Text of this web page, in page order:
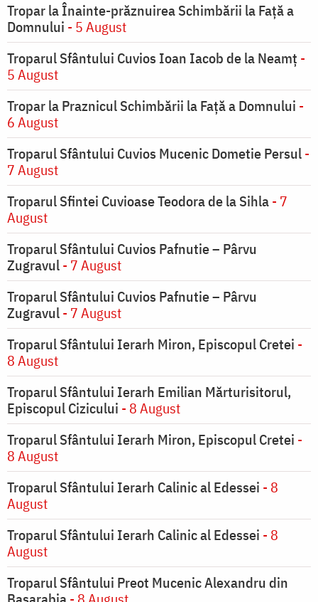
Tropar la Înainte-prăznuirea Schimbării la Faţă a
Domnului - 5 August
Troparul Sfântului Cuvios Ioan Iacob de la Neamț -
5 August
Tropar la Praznicul Schimbării la Faţă a Domnului -
6 August
Troparul Sfântului Cuvios Mucenic Dometie Persul-
7 August
Troparul Sfintei Cuvioase Teodora de la Sihla- 7
August
Troparul Sfântului Cuvios Pafnutie – Pârvu
Zugravul- 7 August
Troparul Sfântului Cuvios Pafnutie – Pârvu
Zugravul- 7 August
Troparul Sfântului Ierarh Miron, Episcopul Cretei -
8 August
Troparul Sfântului Ierarh Emilian Mărturisitorul,
Episcopul Cizicului - 8 August
Troparul Sfântului Ierarh Miron, Episcopul Cretei -
8 August
Troparul Sfântului Ierarh Calinic al Edessei - 8
August
Troparul Sfântului Ierarh Calinic al Edessei - 8
August
Troparul Sfântului Preot Mucenic Alexandru din